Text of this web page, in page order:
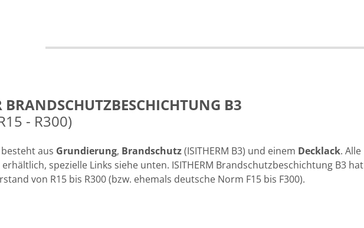
BRANDSCHUTZBESCHICHTUNG B3
- R300)
aus Grundierung, Brandschutz(ISITHERM B3) und einem Decklack. Alle
erhältlich, spezielle Links siehe unten. ISITHERM Brandschutzbeschichtung B3 hat
von R15 bis R300 (bzw. ehemals deutsche Norm F15 bis F300).